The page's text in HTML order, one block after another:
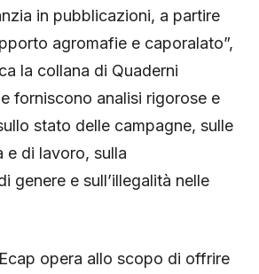
in pubblicazioni, a partire
agromafie e caporalato”,
la collana di Quaderni
forniscono analisi rigorose e
stato delle campagne, sulle
e di lavoro, sulla
genere e sull’illegalità nelle
opera allo scopo di offrire